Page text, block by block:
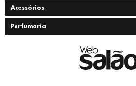
Acessórios
Perfumaria